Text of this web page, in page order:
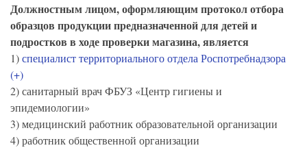
Должностным лицом, оформляющим протокол отбора
образцов продукции предназначенной для детей и
подростков в ходе проверки магазина, является
1)специалист территориального отдела Роспотребнадзора
(+)
2) санитарный врач ФБУЗ «Центр гигиены и
эпидемиологии»
3) медицинский работник образовательной организации
4) работник общественной организации